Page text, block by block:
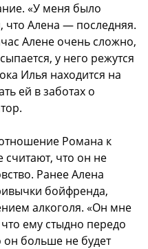
«У меня было
Алена — последняя.
Алене очень сложно,
у него режутся
Илья находится на
ей в заботах о
Романа к
считают, что он не
Ранее Алена
бойфренда,
алкоголя. «Он мне
ему стыдно передо
больше не будет